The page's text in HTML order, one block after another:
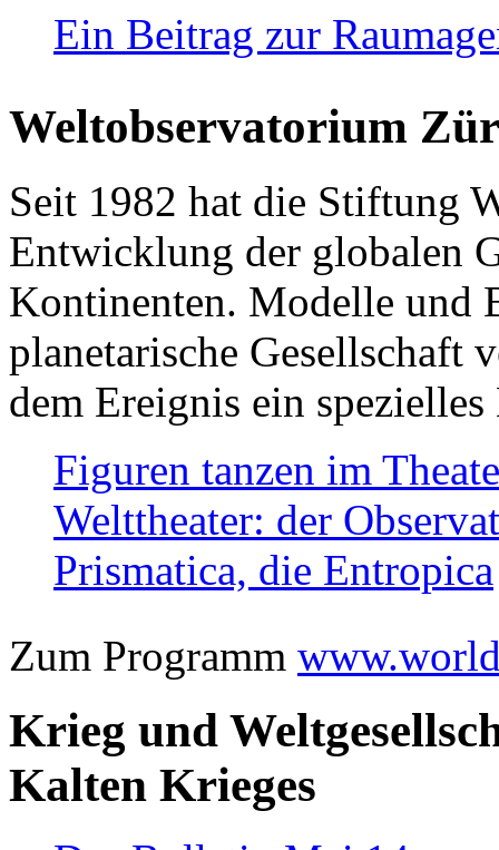
Ein Beitrag zur
Weltobservatorium
Seit 1982 hat die Stiftung
Entwicklung der globalen
Kontinenten. Modelle und
planetarische Gesellschaft
dem Ereignis ein
Figuren tanzen im
Welttheater: der
Prismatica, die Entropica
Zum Programm
Krieg und
Kalten Krieges